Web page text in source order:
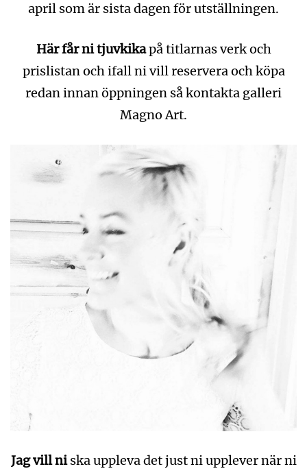
april som är sista dagen för utställningen.
Här får ni tjuvkikapå titlarnas verk och
prislistan och ifall ni vill reservera och köpa
redan innan öppningen så kontakta galleri
Magno Art.
Jag vill niska uppleva det just ni upplever när ni